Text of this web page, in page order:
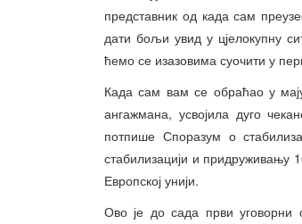
представник од када сам
дати бољи увид у цјелокупну
ћемо се изазовима суочити у
Када сам вам се обраћао у
ангажмана, усвојила дуго
потпише Споразум о
стабилизацији и придруживању
Европској унији.
Ово је до сада први уговорни